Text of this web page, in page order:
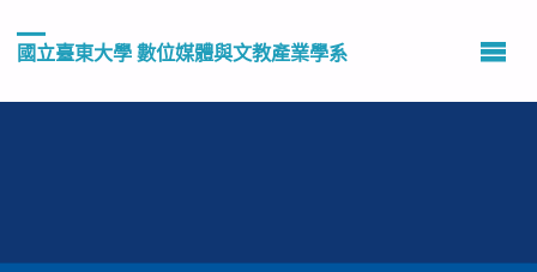
國立臺東大學 數位媒體與文教產業學系